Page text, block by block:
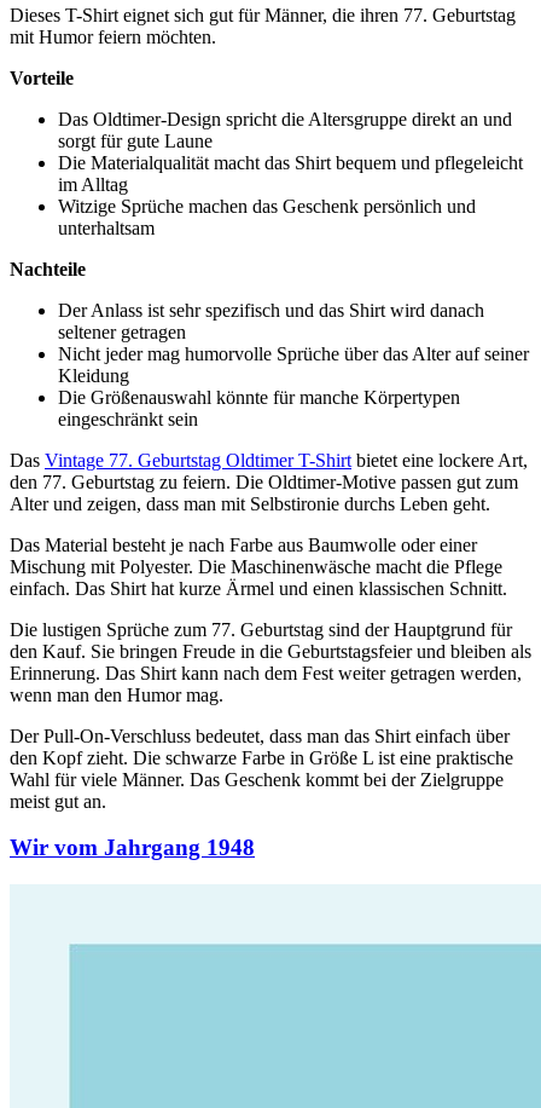
Dieses T-Shirt eignet sich gut für Männer, die ihren 77. Geburtstag
mit Humor feiern möchten.
Vorteile
Das Oldtimer-Design spricht die Altersgruppe direkt an und
sorgt für gute Laune
Die Materialqualität macht das Shirt bequem und pflegeleicht
im Alltag
Witzige Sprüche machen das Geschenk persönlich und
unterhaltsam
Nachteile
Der Anlass ist sehr spezifisch und das Shirt wird danach
seltener getragen
Nicht jeder mag humorvolle Sprüche über das Alter auf seiner
Kleidung
Die Größenauswahl könnte für manche Körpertypen
eingeschränkt sein
Das Vintage 77. Geburtstag Oldtimer T-Shirt bietet eine lockere Art,
den 77. Geburtstag zu feiern. Die Oldtimer-Motive passen gut zum
Alter und zeigen, dass man mit Selbstironie durchs Leben geht.
Das Material besteht je nach Farbe aus Baumwolle oder einer
Mischung mit Polyester. Die Maschinenwäsche macht die Pflege
einfach. Das Shirt hat kurze Ärmel und einen klassischen Schnitt.
Die lustigen Sprüche zum 77. Geburtstag sind der Hauptgrund für
den Kauf. Sie bringen Freude in die Geburtstagsfeier und bleiben als
Erinnerung. Das Shirt kann nach dem Fest weiter getragen werden,
wenn man den Humor mag.
Der Pull-On-Verschluss bedeutet, dass man das Shirt einfach über
den Kopf zieht. Die schwarze Farbe in Größe L ist eine praktische
Wahl für viele Männer. Das Geschenk kommt bei der Zielgruppe
meist gut an.
Wir vom Jahrgang 1948